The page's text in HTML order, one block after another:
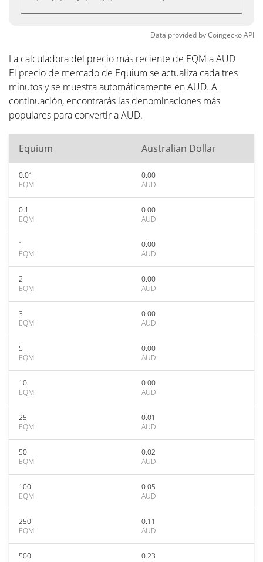
Data provided byCoingeckoAPI
La calculadora del precio más reciente de EQM a AUD
El precio de mercado de Equium se actualiza cada tres
minutos y se muestra automáticamente en AUD. A
continuación, encontrarás las denominaciones más
populares para convertir a AUD.
Equium Australian Dollar
0.01
EQM
0.00
AUD
0.1
EQM
0.00
AUD
1
EQM
0.00
AUD
2
EQM
0.00
AUD
3
EQM
0.00
AUD
5
EQM
0.00
AUD
10
EQM
0.00
AUD
25
EQM
0.01
AUD
50
EQM
0.02
AUD
100
EQM
0.05
AUD
250
EQM
0.11
AUD
500
0.23